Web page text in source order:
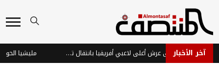
آخر الأخبار ديوماندي يتربع على عرش أغلى لاعبي أفريقيا بانتقال تاريخي لريال مدريد